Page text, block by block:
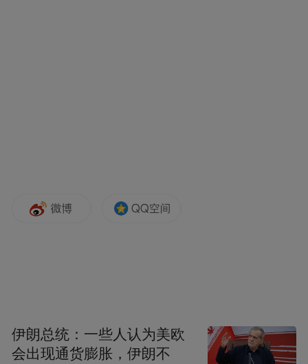
伊朗总统：一些人认为美欧
会出现通货膨胀，伊朗不